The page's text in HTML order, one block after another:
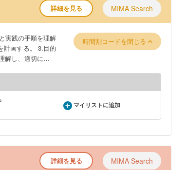
詳細を見る MIMA Search
実践の手順を理解
計画する。 3.目的
し、適切に授業
時間割コードを閉じる
マイリストに追加
詳細を見る MIMA Search